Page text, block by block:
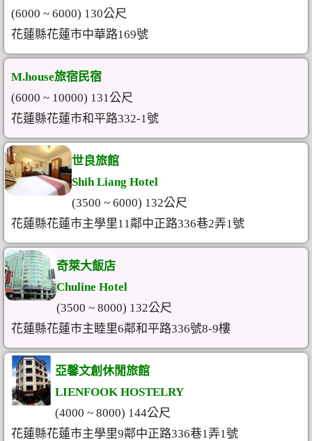
(6000 ~ 6000) 130公尺
花蓮縣花蓮市中華路169號
M.house旅宿民宿
(6000 ~ 10000) 131公尺
花蓮縣花蓮市和平路332-1號
世良旅館
Shih Liang Hotel
(3500 ~ 6000) 132公尺
花蓮縣花蓮市主學里11鄰中正路336巷2弄1號
奇萊大飯店
Chuline Hotel
(3500 ~ 8000) 132公尺
花蓮縣花蓮市主睦里6鄰和平路336號8-9樓
亞馨文創休閒旅館
LIENFOOK HOSTELRY
(4000 ~ 8000) 144公尺
花蓮縣花蓮市主學里9鄰中正路336巷1弄1號